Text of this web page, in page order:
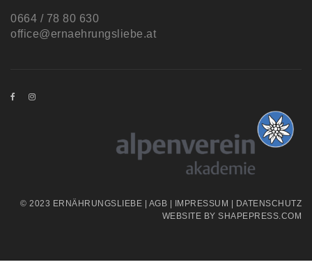
0664 / 78 80 630
office@ernaehrungsliebe.at
© 2023 ERNÄHRUNGSLIEBE | AGB IMPRESSUM
DATENSCHUTZ
WEBSITE BY SHAPEPRESS.COM